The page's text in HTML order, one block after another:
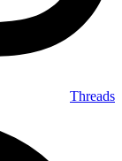
Threads